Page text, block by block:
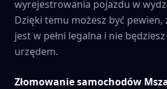
wyrejestrowania pojazdu w
Dzięki temu możesz być pewien,
jest w pełni legalna i nie
urzędem.
Złomowanie samochodów